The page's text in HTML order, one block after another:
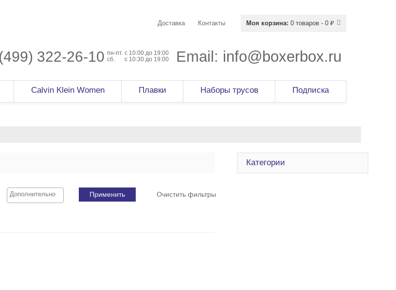
Моя корзина: 0 товаров - 0 ₽
Доставка Контакты
322-26-10 пн-пт. c 10:00 до 19:00
сб.
с 10:30 до 19:00 Email: info@boxerbox.ru
Calvin Klein Women Плавки Наборы трусов Подписка
Категории
Применить Очистить фильтры